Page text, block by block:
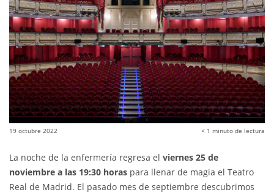
19 octubre 2022 < 1 minuto de lectura
La noche de la enfermería regresa el viernes 25 de
noviembre a las 19:30 horas para llenar de magia el Teatro
Real de Madrid. El pasado mes de septiembre descubrimos